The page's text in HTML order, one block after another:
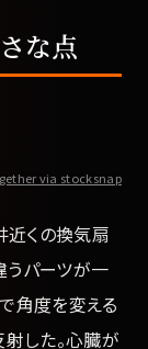
な点
via stocksnap
近くの換気扇
うパーツが一
角度を変える
した。心臓が